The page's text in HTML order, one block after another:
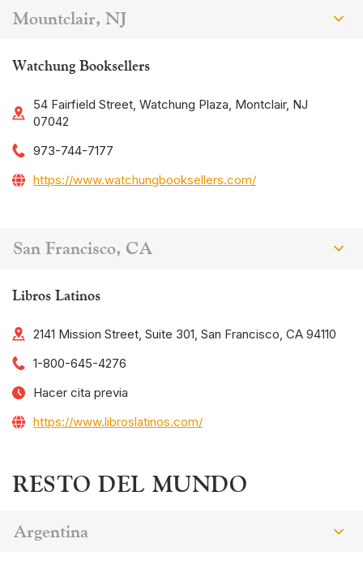
Mountclair, NJ
Watchung Booksellers
54 Fairfield Street, Watchung Plaza, Montclair, NJ
07042
973-744-7177
https://www.watchungbooksellers.com/
San Francisco, CA
Libros Latinos
2141 Mission Street, Suite 301, San Francisco, CA 94110
1-800-645-4276
Hacer cita previa
https://www.libroslatinos.com/
RESTO DEL MUNDO
Argentina